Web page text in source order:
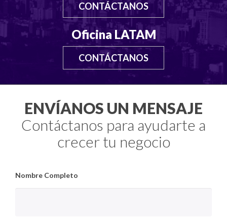
CONTÁCTANOS
Oficina LATAM
CONTÁCTANOS
ENVÍANOS UN MENSAJE
Contáctanos para ayudarte a
crecer tu negocio
Nombre Completo